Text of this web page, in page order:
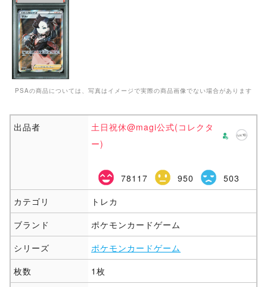
PSAの商品については、写真はイメージで実際の商品画像でない場合があります
出品者
土日祝休@magi公式(コレクタ
ー)
78117 950
503
カテゴリ
トレカ
ブランド
ポケモンカードゲーム
シリーズ
ポケモンカードゲーム
枚数
1枚